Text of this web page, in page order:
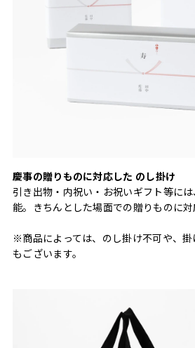
慶事の贈りものに対応した のし掛け
引き出物・内祝い・お祝いギフト等に
能。きちんとした場面での贈りものに対
※商品によっては、のし掛け不可や、
もございます。